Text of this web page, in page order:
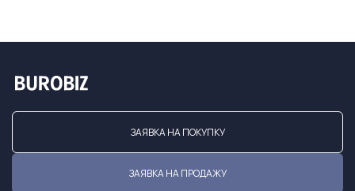
ЗАЯВКА НА ПОКУПКУ
ЗАЯВКА НА ПРОДАЖУ